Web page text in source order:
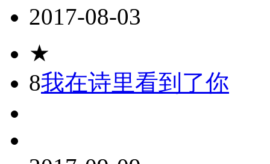
2017-08-03
★
8我在诗里看到了你